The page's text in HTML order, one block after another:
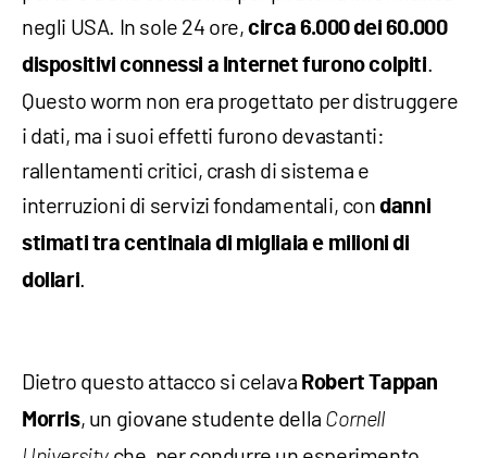
negli USA. In sole 24 ore,circa 6.000 dei 60.000
dispositivi connessi a Internet furono colpiti.
Questo worm non era progettato per distruggere
i dati, ma i suoi effetti furono devastanti:
rallentamenti critici, crash di sistema e
interruzioni di servizi fondamentali, condanni
stimati tra centinaia di migliaia e milioni di
dollari.
Dietro questo attacco si celava Robert Tappan
Morris, un giovane studente della Cornell